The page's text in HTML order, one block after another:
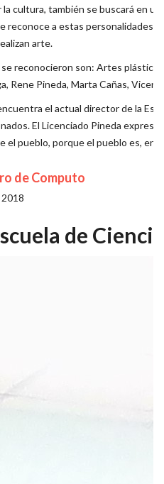
la cultura, también se buscará en
reconoce a estas
arte.
reconocieron son: Artes
Rene Pineda, Marta Cañas,
el actual director de la
El Licenciado Pineda
el pueblo, porque el pueblo es, en
de Computo
de